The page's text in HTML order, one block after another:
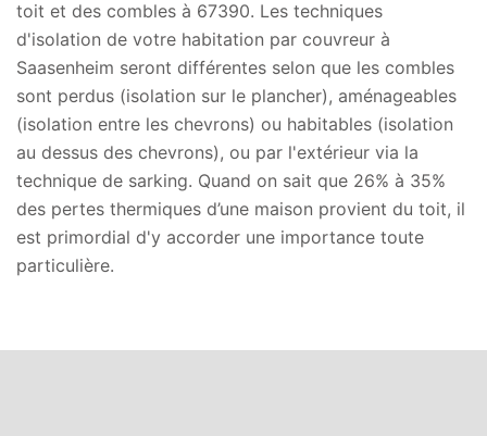
toit et des combles à 67390. Les techniques
d'isolation de votre habitation par couvreur à
Saasenheim seront différentes selon que les combles
sont perdus (isolation sur le plancher), aménageables
(isolation entre les chevrons) ou habitables (isolation
au dessus des chevrons), ou par l'extérieur via la
technique de sarking. Quand on sait que 26% à 35%
des pertes thermiques d’une maison provient du toit, il
est primordial d'y accorder une importance toute
particulière.